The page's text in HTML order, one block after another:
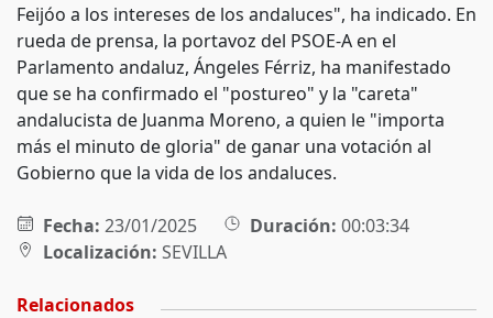
Feijóo a los intereses de los andaluces", ha indicado. En
rueda de prensa, la portavoz del PSOE-A en el
Parlamento andaluz, Ángeles Férriz, ha manifestado
que se ha confirmado el "postureo" y la "careta"
andalucista de Juanma Moreno, a quien le "importa
más el minuto de gloria" de ganar una votación al
Gobierno que la vida de los andaluces.
Fecha: 23/01/2025 Duración: 00:03:34
Localización: SEVILLA
Relacionados